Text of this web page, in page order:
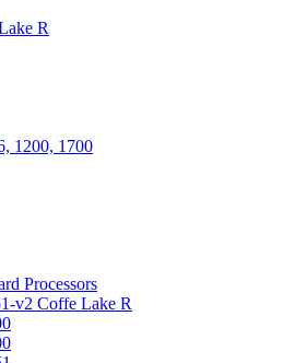
R
1200, 1700
Processors
v2 Coffe Lake R